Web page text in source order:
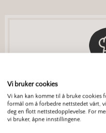
Tips: Server
Vi bruker cookies
Vi kan kan komme til å bruke cookies
formål om å forbedre nettstedet vårt,
deg en flott nettstedopplevelse. For
vi bruker, åpne innstillingene.